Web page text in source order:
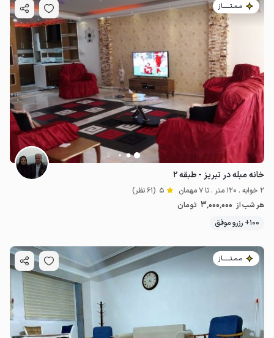
مـمـتــــــاز
خانه مبله در تبریز - طبقه ۲
2 خوابه . 120 متر . تا 7 مهمان 5 (61 نظر)
هر شب از 3٬000٬000 تومان
100+ رزرو موفق
مـمـتــــــاز